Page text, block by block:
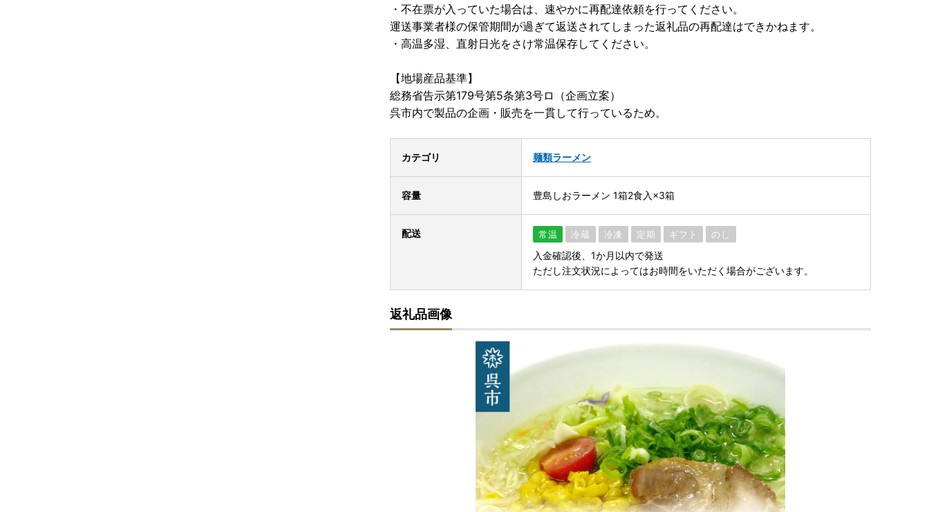
・不在票が入っていた場合は、速やかに再配達依頼を行ってください。
運送事業者様の保管期間が過ぎて返送されてしまった返礼品の再配達はできかねます。
・高温多湿、直射日光をさけ常温保存してください。
【地場産品基準】
総務省告示第179号第5条第3号ロ（企画立案）
呉市内で製品の企画・販売を一貫して行っているため。
カテゴリ 麺類ラーメン
容量 豊島しおラーメン 1箱2食入×3箱
配送 常温 冷蔵 冷凍 定期 ギフト のし
入金確認後、1か月以内で発送
ただし注文状況によってはお時間をいただく場合がございます。
返礼品画像